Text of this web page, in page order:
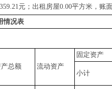
元；出租房屋0.00平方米，账
情况表
产总额 流动资产
固定资产
小计